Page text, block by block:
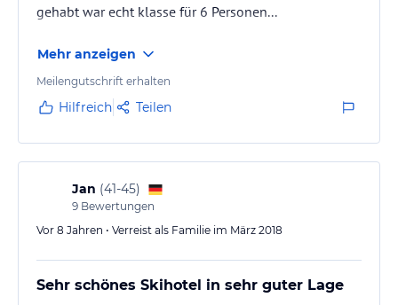
gehabt war echt klasse für 6 Personen...
Mehr anzeigen
Meilengutschrift erhalten
Hilfreich Teilen
Jan (41-45)
9 Bewertungen
Vor 8 Jahren • Verreist als Familie im März 2018
Sehr schönes Skihotel in sehr guter Lage